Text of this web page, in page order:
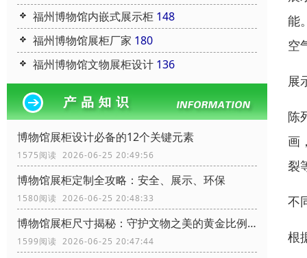
福州博物馆内嵌式展示柜 148
福州博物馆展柜厂家 180
福州博物馆文物展柜设计 136
博物馆展柜设计必备的12个关键元素
1575阅读 2026-06-25 20:49:56
博物馆展柜定制全攻略：安全、展示、环保
1580阅读 2026-06-25 20:48:33
博物馆展柜尺寸揭秘：守护文物之美的黄金比例！
1599阅读 2026-06-25 20:47:44
能
空
展
陈
画
裂
不
根